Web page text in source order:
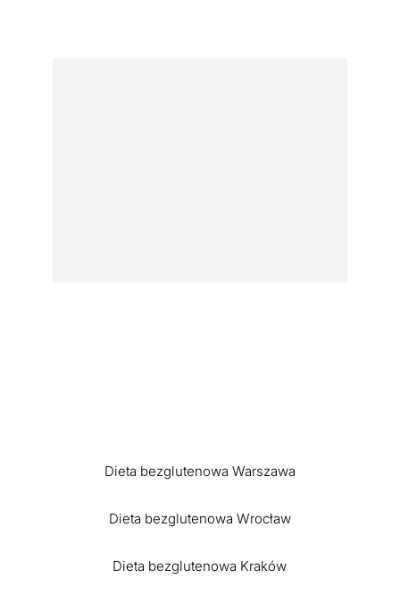
Dieta bezglutenowa Warszawa
Dieta bezglutenowa Wrocław
Dieta bezglutenowa Kraków